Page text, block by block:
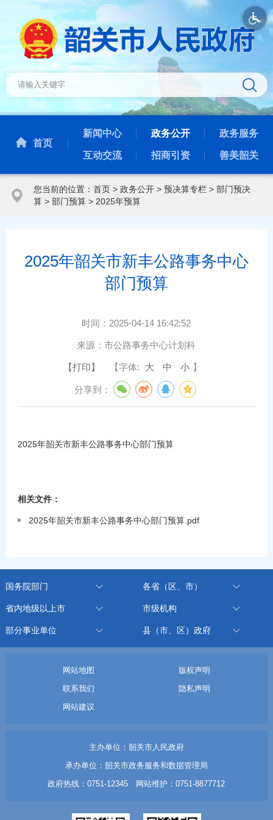
首页
新闻中心 政务公开 政务服务
互动交流 招商引资 善美韶关
您当前的位置： 首页> 政务公开> 预决算专栏> 部门预决
算> 部门预算> 2025年预算
2025年韶关市新丰公路事务中心
部门预算
时间： 2025-04-14 16:42:52
来源：市公路事务中心计划科
【打印】 【字体: 大 中 小 】
分享到：
2025年韶关市新丰公路事务中心部门预算
相关文件：
2025年韶关市新丰公路事务中心部门预算.pdf
国务院部门 各省（区、市）
省内地级以上市 市级机构
部分事业单位 县（市、区）政府
网站地图
版权声明
联系我们
隐私声明
网站建议
主办单位：韶关市人民政府
承办单位：韶关市政务服务和数据管理局
政府热线：0751-12345 网站维护：0751-8877712